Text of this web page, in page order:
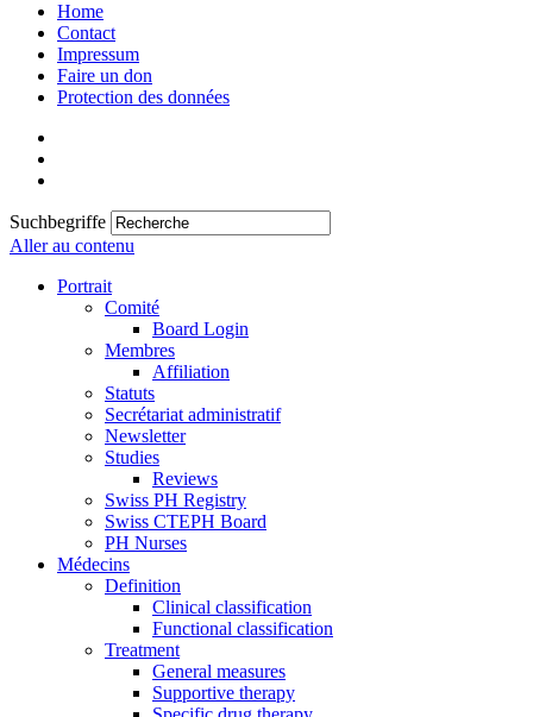
Home
Contact
Impressum
Faire un don
Protection des données
Suchbegriffe
Aller au contenu
Portrait
Comité
Board Login
Membres
Affiliation
Statuts
Secrétariat administratif
Newsletter
Studies
Reviews
Swiss PH Registry
Swiss CTEPH Board
PH Nurses
Médecins
Definition
Clinical classification
Functional classification
Treatment
General measures
Supportive therapy